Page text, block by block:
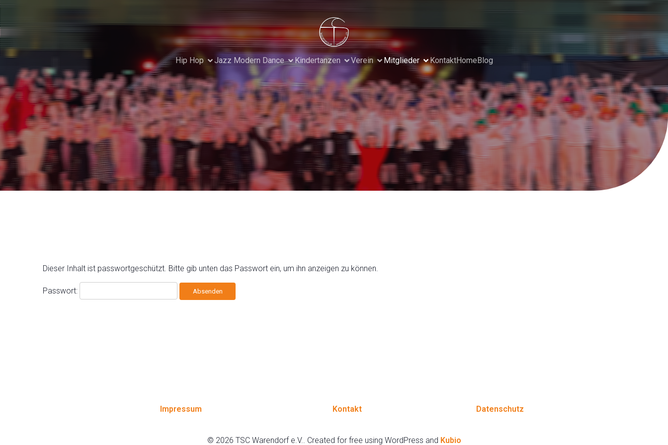
Hip Hop Jazz Modern Dance Kindertanzen Verein Mitglieder KontaktHomeBlog
Dieser Inhalt ist passwortgeschützt. Bitte gib unten das Passwort ein, um ihn anzeigen zu können.
Passwort:
Impressum Kontakt Datenschutz
© 2026 TSC Warendorf e.V.. Created for free using WordPress and Kubio